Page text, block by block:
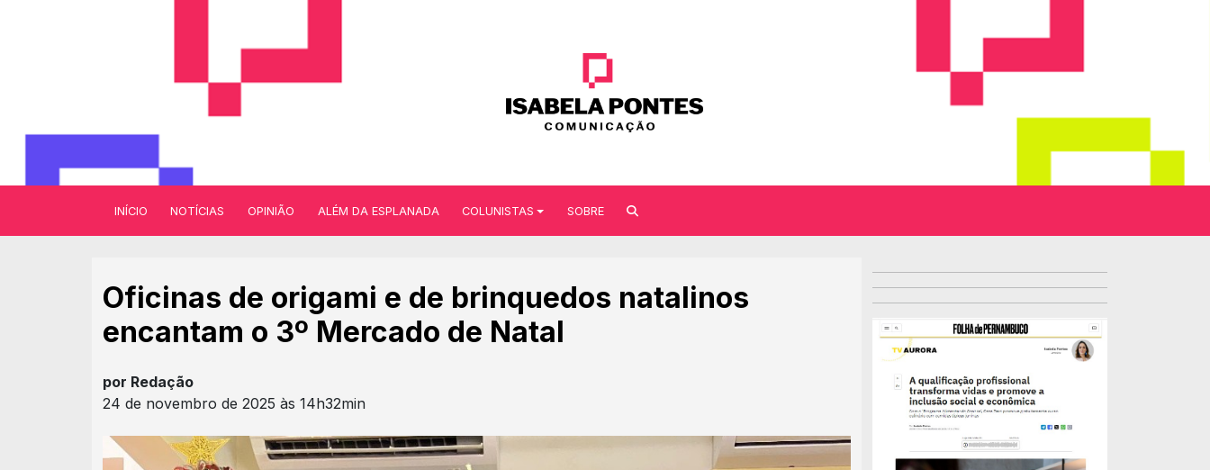
INÍCIO NOTÍCIAS OPINIÃO ALÉM DA ESPLANADA COLUNISTAS SOBRE
Oficinas de origami e de brinquedos natalinos
encantam o 3º Mercado de Natal
por Redação
24 de novembro de 2025 às 14h32min